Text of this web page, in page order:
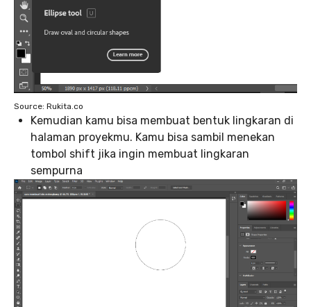
Source: Rukita.co
Kemudian kamu bisa membuat bentuk lingkaran di
halaman proyekmu. Kamu bisa sambil menekan
tombol shift jika ingin membuat lingkaran
sempurna